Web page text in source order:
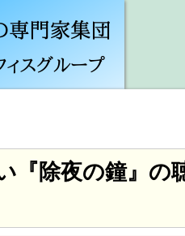
『除夜の鐘』の